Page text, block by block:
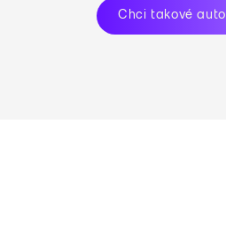
Chci takové auto